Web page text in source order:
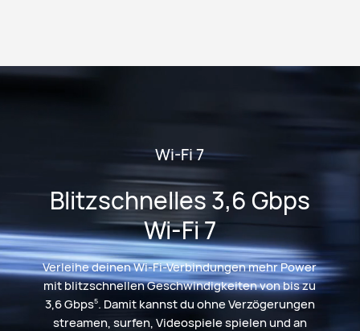
Wi-Fi 7
Blitzschnelles 3,6 Gbps
Wi-Fi 7
Verleihe deinen Wi-Fi-Verbindungen mehr Power
mit blitzschnellen Geschwindigkeiten von bis zu
3,6 Gbps5. Damit kannst du ohne Verzögerungen
streamen, surfen, Videospiele spielen und an